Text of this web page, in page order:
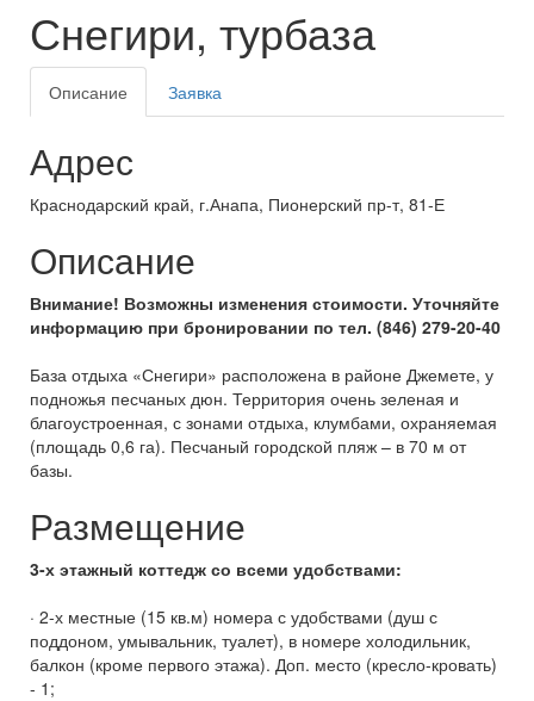
Снегири, турбаза
Описание Заявка
Адрес
Краснодарский край, г.Анапа, Пионерский пр-т, 81-Е
Описание
Внимание! Возможны изменения стоимости. Уточняйте
информацию при бронировании по тел. (846) 279-20-40
База отдыха «Снегири» расположена в районе Джемете, у
подножья песчаных дюн. Территория очень зеленая и
благоустроенная, с зонами отдыха, клумбами, охраняемая
(площадь 0,6 га). Песчаный городской пляж – в 70 м от
базы.
Размещение
3-х этажный коттедж со всеми удобствами:
· 2-х местные (15 кв.м) номера с удобствами (душ с
поддоном, умывальник, туалет), в номере холодильник,
балкон (кроме первого этажа). Доп. место (кресло-кровать)
- 1;